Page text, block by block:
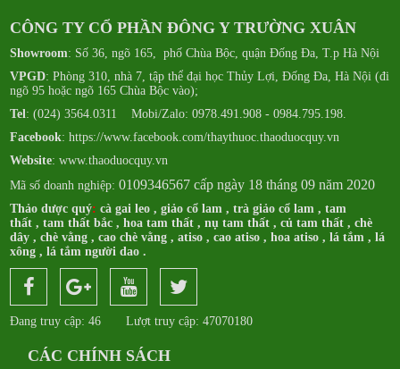
CÔNG TY CỔ PHẦN ĐÔNG Y TRƯỜNG XUÂN
Showroom: Số 36, ngõ 165, phố Chùa Bộc, quận Đống Đa, T.p Hà Nội
VPGD: Phòng 310, nhà 7, tập thể đại học Thủy Lợi, Đống Đa, Hà Nội (đi
ngõ 95 hoặc ngõ 165 Chùa Bộc vào);
Tel: (024) 3564.0311 Mobi/Zalo: 0978.491.908 - 0984.795.198.
Facebook:https://www.facebook.com/thaythuoc.thaoduocquy.vn
Website: www.thaoduocquy.vn
Mã số doanh nghiệp:0109346567 cấp ngày 18 tháng 09 năm 2020
Thảo dược quý:cà gai leo ,giảo cổ lam ,trà giảo cổ lam ,tam
thất ,tam thất bắc ,hoa tam thất ,nụ tam thất ,củ tam thất ,chè
dây ,chè vằng ,cao chè vằng ,atiso ,cao atiso ,hoa atiso ,lá tắm ,lá
xông ,lá tắm người dao .
Đang truy cập: 46 Lượt truy cập: 47070180
CÁC CHÍNH SÁCH